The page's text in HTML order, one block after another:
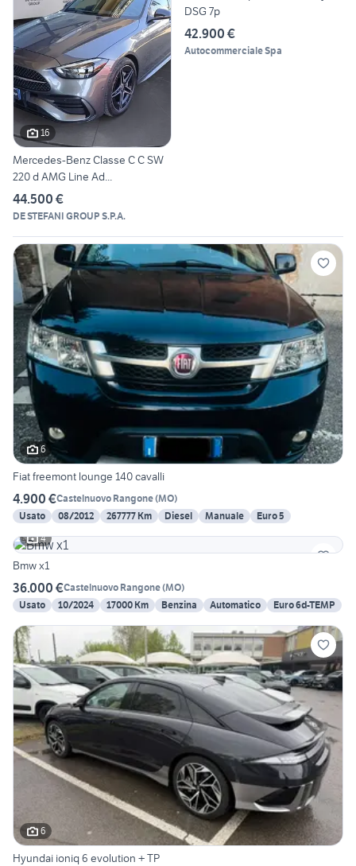
16
Mercedes-Benz Classe C C SW
220 d AMG Line Ad...
44.500 €
DE STEFANI GROUP S.P.A.
DSG 7p
42.900 €
Autocommerciale Spa
6
Fiat freemont lounge 140 cavalli
4.900 €Castelnuovo Rangone(MO)
Usato
08/2012 267777 Km Diesel Manuale
Euro 5
4
Bmw x1
36.000 €Castelnuovo Rangone(MO)
Usato
10/2024 17000 Km Benzina Automatico Euro 6d-TEMP
6
Hyundai ioniq 6 evolution + TP